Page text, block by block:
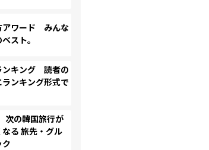
アワード みんな
スト。
ンキング 読者の
ンキング形式で
の韓国旅行が
る 旅先・グル
ク